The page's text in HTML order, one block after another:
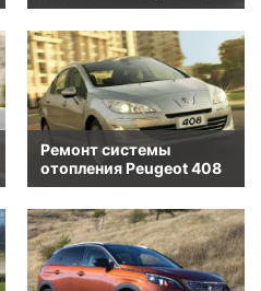
Ремонт системы
отопления Peugeot 408